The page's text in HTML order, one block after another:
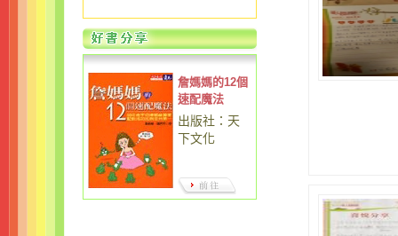
詹媽媽的12個
速配魔法
出版社：天
下文化